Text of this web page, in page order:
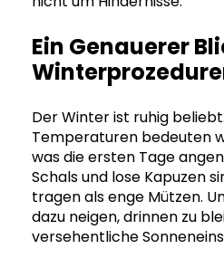
Ein Genauerer
Der Winter ist ruhig
Temperaturen bedeuten
was die ersten Tage
Schals und lose Kapuzen
tragen als enge Mützen.
dazu neigen, drinnen zu
versehentliche